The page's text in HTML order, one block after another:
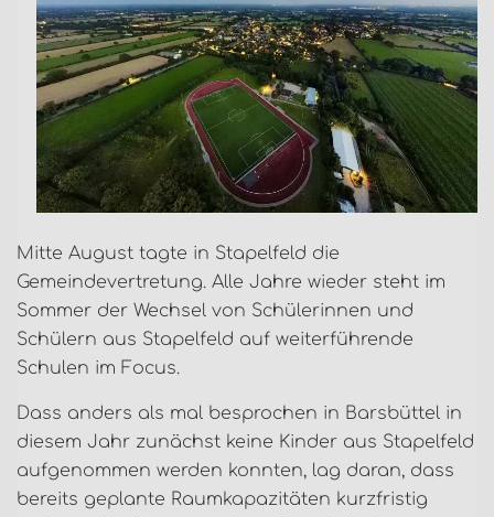
Mitte August tagte in Stapelfeld die
Gemeindevertretung. Alle Jahre wieder steht im
Sommer der Wechsel von Schülerinnen und
Schülern aus Stapelfeld auf weiterführende
Schulen im Focus.
Dass anders als mal besprochen in Barsbüttel in
diesem Jahr zunächst keine Kinder aus Stapelfeld
aufgenommen werden konnten, lag daran, dass
bereits geplante Raumkapazitäten kurzfristig